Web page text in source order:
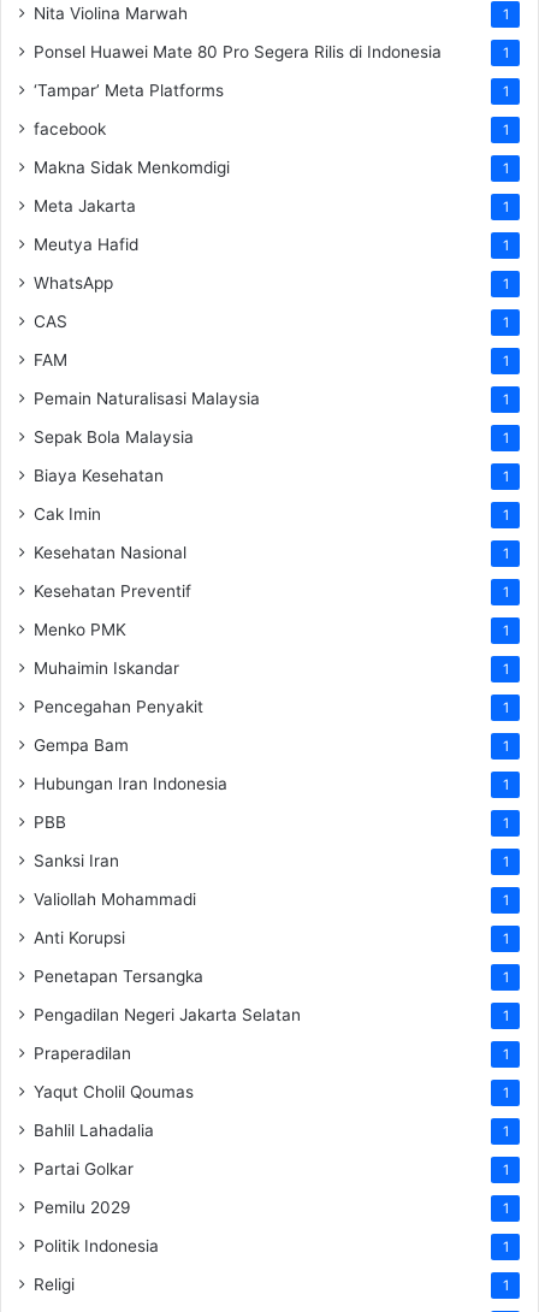
Nita Violina Marwah 1
Ponsel Huawei Mate 80 Pro Segera Rilis di Indonesia 1
‘Tampar’ Meta Platforms 1
facebook 1
Makna Sidak Menkomdigi 1
Meta Jakarta 1
Meutya Hafid 1
WhatsApp 1
CAS 1
FAM 1
Pemain Naturalisasi Malaysia 1
Sepak Bola Malaysia 1
Biaya Kesehatan 1
Cak Imin 1
Kesehatan Nasional 1
Kesehatan Preventif 1
Menko PMK 1
Muhaimin Iskandar 1
Pencegahan Penyakit 1
Gempa Bam 1
Hubungan Iran Indonesia 1
PBB 1
Sanksi Iran 1
Valiollah Mohammadi 1
Anti Korupsi 1
Penetapan Tersangka 1
Pengadilan Negeri Jakarta Selatan 1
Praperadilan 1
Yaqut Cholil Qoumas 1
Bahlil Lahadalia 1
Partai Golkar 1
Pemilu 2029 1
Politik Indonesia 1
Religi 1